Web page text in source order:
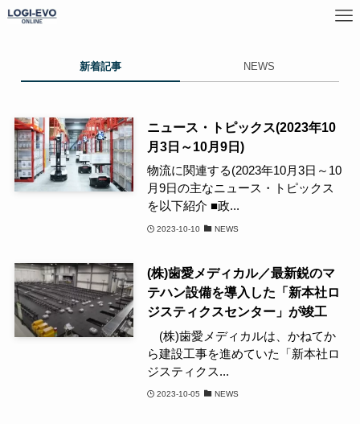
新着記事 NEWS
ニュース・トピックス(2023年10
月3日～10月9日)
物流に関連する(2023年10月3日～10
月9日の主なニュース・トピックス
を以下紹介 ■政...
2023-10-10 NEWS
(株)歯愛メディカル／最新鋭のマ
テハン設備を導入した「新本社ロ
ジスティクスセンター」が竣工
(株)歯愛メディカルは、かねてか
ら建設工事を進めていた「新本社ロ
ジスティクス...
2023-10-05 NEWS